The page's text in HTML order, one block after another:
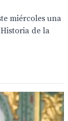
miércoles una
de la